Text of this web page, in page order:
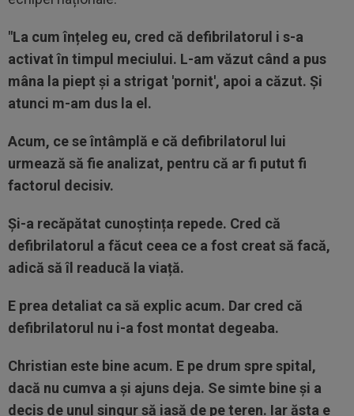
"La cum înțeleg eu, cred că defibrilatorul i s-a
activat în timpul meciului. L-am văzut când a pus
mâna la piept și a strigat 'pornit', apoi a căzut. Și
atunci m-am dus la el.
Acum, ce se întâmplă e că defibrilatorul lui
urmează să fie analizat, pentru că ar fi putut fi
factorul decisiv.
Și-a recăpătat cunoștința repede. Cred că
defibrilatorul a făcut ceea ce a fost creat să facă,
adică să îl readucă la viață.
E prea detaliat ca să explic acum. Dar cred că
defibrilatorul nu i-a fost montat degeaba.
Christian este bine acum. E pe drum spre spital,
dacă nu cumva a și ajuns deja. Se simte bine și a
decis de unul singur să iasă de pe teren. Iar ăsta e